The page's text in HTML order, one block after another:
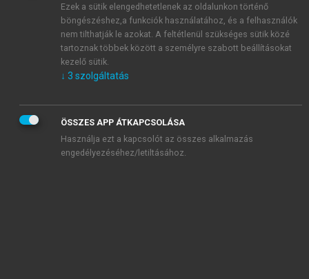
veszem és elfogadom.
Általános vásárlási feltételeket, valamint a szotar.netés a
mersz.huoldalak licencszerződéseiben foglaltakat
tudomásul veszem és elfogadom.
KIPRÓBÁLOM
Ezek a sütik elengedhetetlenek az oldalunkon történő
böngészéshez,a funkciók használatához, és a felhasználók
nem tilthatják le azokat. A feltétlenül szükséges sütik közé
tartoznak többek között a személyre szabott beállításokat
kezelő sütik.
↓ 3 szolgáltatás
ÖSSZES APP ÁTKAPCSOLÁSA
Használja ezt a kapcsolót az összes alkalmazás
engedélyezéséhez/letiltásához.